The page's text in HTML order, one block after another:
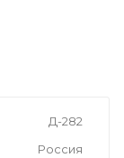
Д-282
Россия